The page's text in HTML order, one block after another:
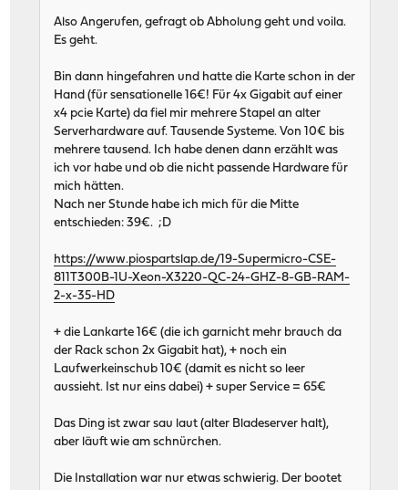
Also Angerufen, gefragt ob Abholung geht und voila.
Es geht.
Bin dann hingefahren und hatte die Karte schon in der
Hand (für sensationelle 16€! Für 4x Gigabit auf einer
x4 pcie Karte) da fiel mir mehrere Stapel an alter
Serverhardware auf. Tausende Systeme. Von 10€ bis
mehrere tausend. Ich habe denen dann erzählt was
ich vor habe und ob die nicht passende Hardware für
mich hätten.
Nach ner Stunde habe ich mich für die Mitte
entschieden: 39€. ;D
https://www.piospartslap.de/19-Supermicro-CSE-
811T300B-1U-Xeon-X3220-QC-24-GHZ-8-GB-RAM-
2-x-35-HD
+ die Lankarte 16€ (die ich garnicht mehr brauch da
der Rack schon 2x Gigabit hat), + noch ein
Laufwerkeinschub 10€ (damit es nicht so leer
aussieht. Ist nur eins dabei) + super Service = 65€
Das Ding ist zwar sau laut (alter Bladeserver halt),
aber läuft wie am schnürchen.
Die Installation war nur etwas schwierig. Der bootet